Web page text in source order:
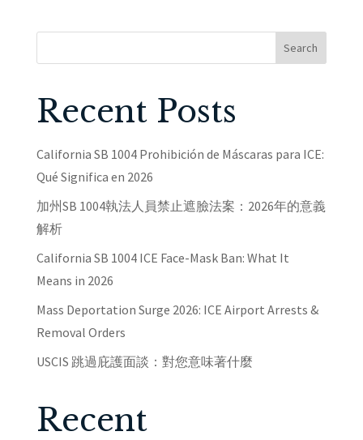
Search
Recent Posts
California SB 1004 Prohibición de Máscaras para ICE:
Qué Significa en 2026
加州SB 1004執法人員禁止遮臉法案：2026年的意義
解析
California SB 1004 ICE Face-Mask Ban: What It
Means in 2026
Mass Deportation Surge 2026: ICE Airport Arrests &
Removal Orders
USCIS 跳過庇護面談：對您意味著什麼
Recent